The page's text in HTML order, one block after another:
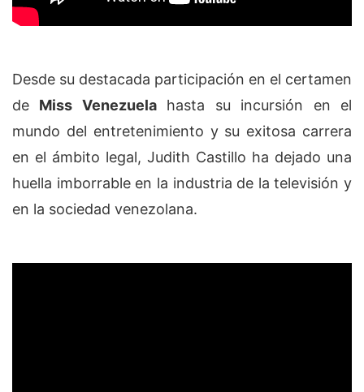
Desde su destacada participación en el certamen
de Miss Venezuelahasta su incursión en el
mundo del entretenimiento y su exitosa carrera
en el ámbito legal, Judith Castillo ha dejado una
huella imborrable en la industria de la televisión y
en la sociedad venezolana.